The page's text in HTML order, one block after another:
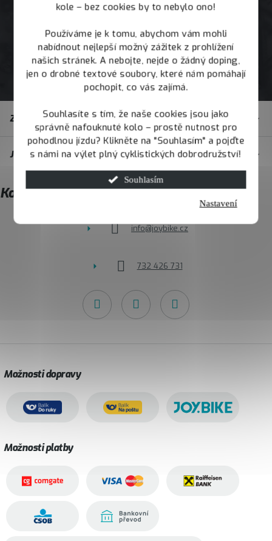
kole – bez cookies by to nebylo ono!
Používáme je k tomu, abychom vám mohli
nabídnout nejlepší možný zážitek z prohlížení
našich stránek. A nebojte, nejde o žádný doping,
jen o drobné textové soubory, které nám pomáhají
pochopit, co vás zajímá.
Souhlasíte s tím, že naše cookies jsou jako
správně nafouknuté kolo – prostě nutnost pro
pohodlnou jízdu? Klikněte na "Souhlasím" a pojďte
s námi na výlet plný cyklistických dobrodružství!
Souhlasím
Nastavení
t
í
Zákaznický servis
JOY.BIKE
Kontakt
info@joybike.cz
732 426 731
Možnosti dopravy
Možnosti platby